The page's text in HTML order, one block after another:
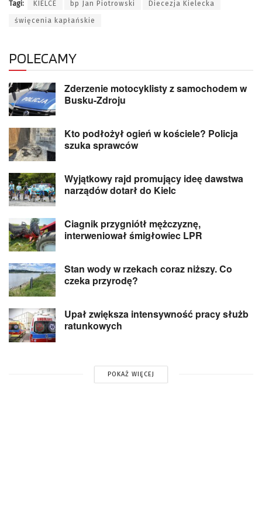
Tagi: KIELCE bp Jan Piotrowski Diecezja Kielecka
święcenia kapłańskie
POLECAMY
Zderzenie motocyklisty z samochodem w
Busku-Zdroju
Kto podłożył ogień w kościele? Policja
szuka sprawców
Wyjątkowy rajd promujący ideę dawstwa
narządów dotarł do Kielc
Ciagnik przygniótł mężczyznę,
interweniował śmigłowiec LPR
Stan wody w rzekach coraz niższy. Co
czeka przyrodę?
Upał zwiększa intensywność pracy służb
ratunkowych
POKAŻ WIĘCEJ